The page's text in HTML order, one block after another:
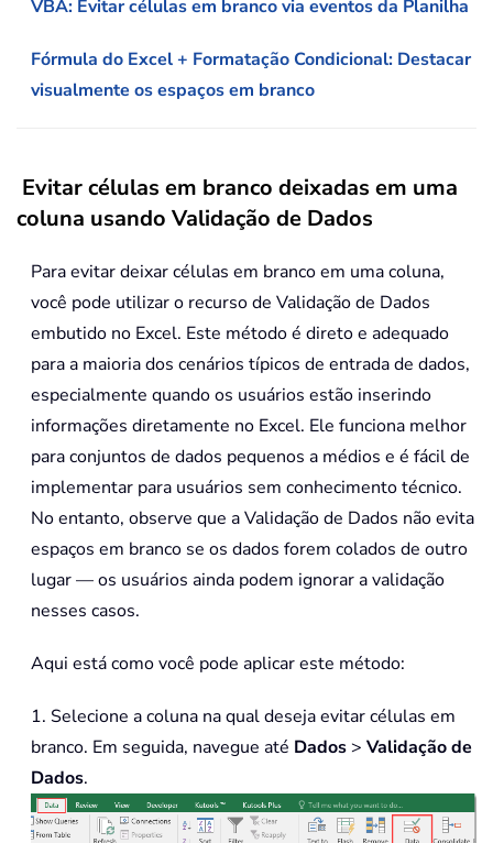
VBA: Evitar células em branco via eventos da Planilha
Fórmula do Excel + Formatação Condicional: Destacar
visualmente os espaços em branco
Evitar células em branco deixadas em uma
coluna usando Validação de Dados
Para evitar deixar células em branco em uma coluna,
você pode utilizar o recurso de Validação de Dados
embutido no Excel. Este método é direto e adequado
para a maioria dos cenários típicos de entrada de dados,
especialmente quando os usuários estão inserindo
informações diretamente no Excel. Ele funciona melhor
para conjuntos de dados pequenos a médios e é fácil de
implementar para usuários sem conhecimento técnico.
No entanto, observe que a Validação de Dados não evita
espaços em branco se os dados forem colados de outro
lugar — os usuários ainda podem ignorar a validação
nesses casos.
Aqui está como você pode aplicar este método:
1. Selecione a coluna na qual deseja evitar células em
branco. Em seguida, navegue até Dados > Validação de
Dados.